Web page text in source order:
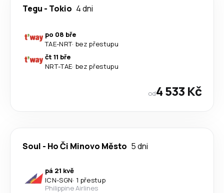
Tegu - Tokio 4 dni
po 08 bře
TAE-NRT· bez přestupu
čt 11 bře
NRT-TAE· bez přestupu
od4 533 Kč
Soul - Ho Či Minovo Město 5 dni
pá 21 kvě
ICN-SGN· 1 přestup
Philippine Airlines